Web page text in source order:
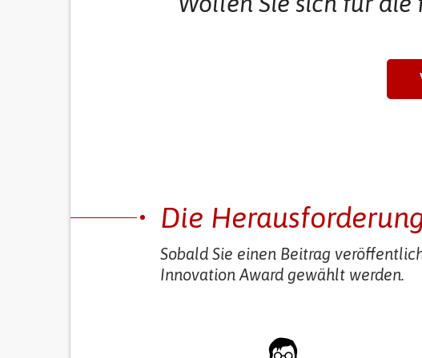
Die
Sobald Sie einen Beitrag
Innovation Award gewählt werden.